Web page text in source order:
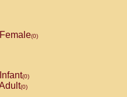
Female(0)
Infant(0)
(0)